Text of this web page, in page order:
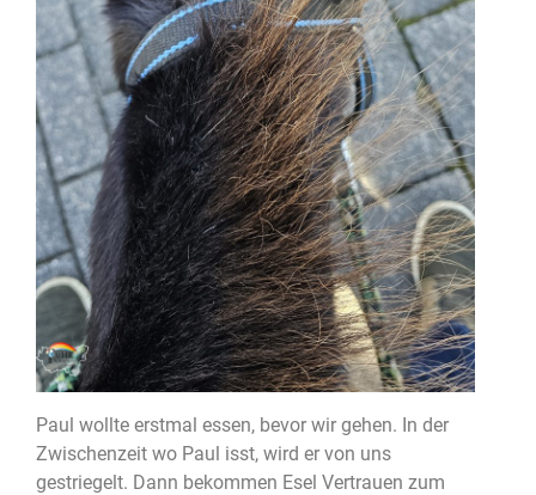
Paul wollte erstmal essen, bevor wir gehen. In der
Zwischenzeit wo Paul isst, wird er von uns
gestriegelt. Dann bekommen Esel Vertrauen zum